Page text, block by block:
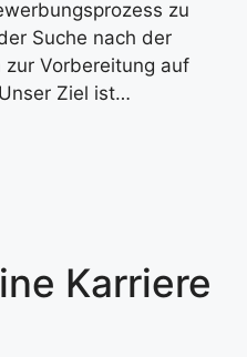
zu
Suche nach der
Vorbereitung auf
Ziel ist…
Karriere